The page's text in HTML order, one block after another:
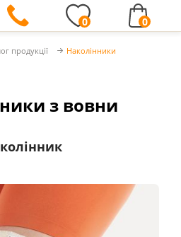
0 0
продукції Наколінники
з вовни